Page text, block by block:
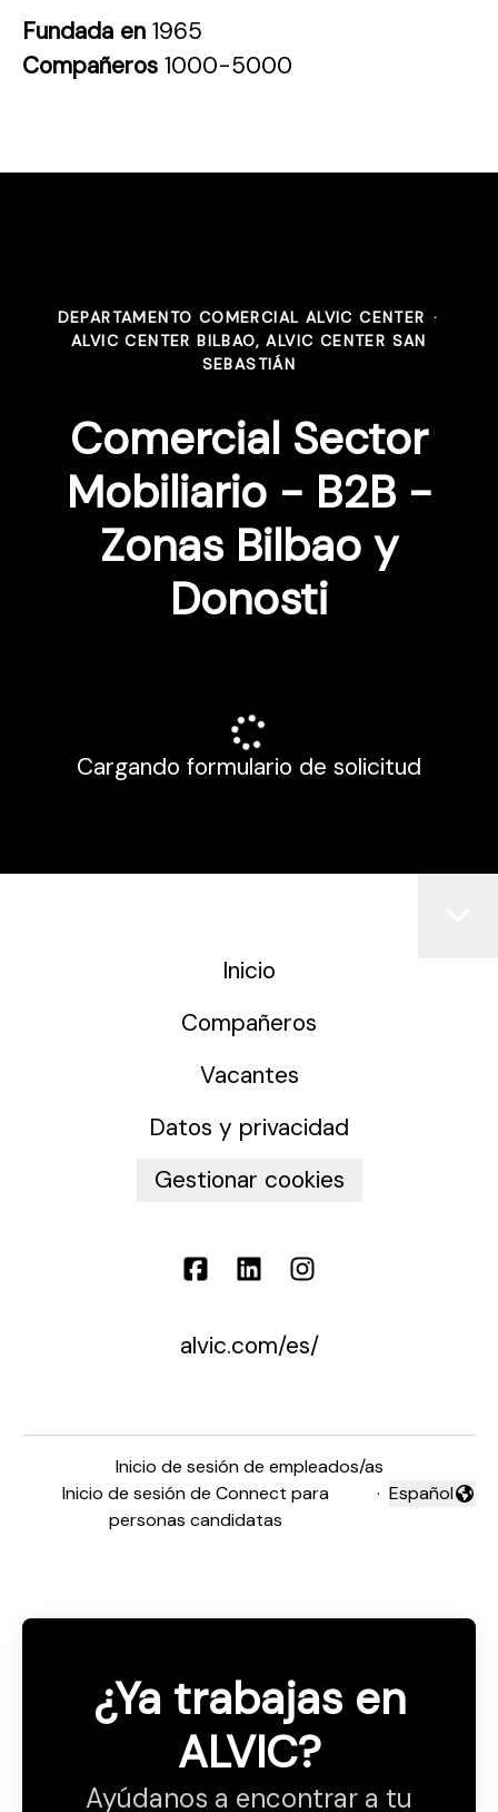
Fundada en 1965
Compañeros 1000-5000
DEPARTAMENTO COMERCIAL ALVIC CENTER ·
ALVIC CENTER BILBAO, ALVIC CENTER SAN
SEBASTIÁN
Comercial Sector
Mobiliario - B2B -
Zonas Bilbao y
Donosti
Cargando formulario de solicitud
Inicio
Compañeros
Vacantes
Datos y privacidad
Gestionar cookies
alvic.com/es/
Inicio de sesión de empleados/as
Inicio de sesión de Connect para
personas candidatas
· Cambiar
Español
¿Ya trabajas en
ALVIC?
Ayúdanos a encontrar a tu